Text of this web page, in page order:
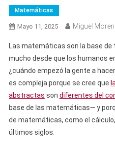
Matemáticas
Mayo 11, 2025 Miguel
Las matemáticas son la base de
mucho desde que los humanos
¿cuándo empezó la gente a
es compleja porque se cree que
abstractas son diferentes del
base de las matemáticas— y
de matemáticas, como el
últimos siglos.